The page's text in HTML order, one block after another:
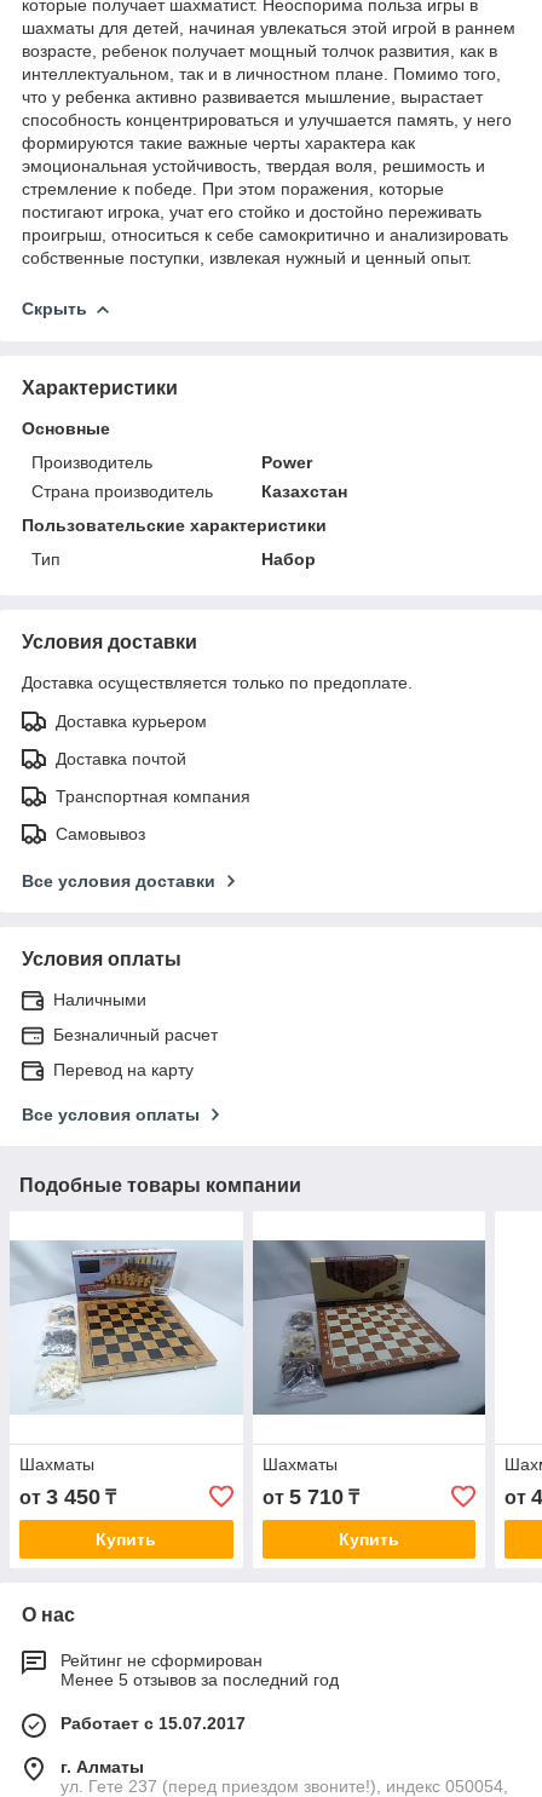
которые получает шахматист. Неоспорима польза игры в
шахматы для детей, начиная увлекаться этой игрой в раннем
возрасте, ребенок получает мощный толчок развития, как в
интеллектуальном, так и в личностном плане. Помимо того,
что у ребенка активно развивается мышление, вырастает
способность концентрироваться и улучшается память, у него
формируются такие важные черты характера как
эмоциональная устойчивость, твердая воля, решимость и
стремление к победе. При этом поражения, которые
постигают игрока, учат его стойко и достойно переживать
проигрыш, относиться к себе самокритично и анализировать
собственные поступки, извлекая нужный и ценный опыт.
Скрыть
Характеристики
Основные
Производитель
Power
Страна производитель
Казахстан
Пользовательские характеристики
Тип
Набор
Условия доставки
Доставка осуществляется только по предоплате.
Доставка курьером
Доставка почтой
Транспортная компания
Самовывоз
Все условия доставки
Условия оплаты
Наличными
Безналичный расчет
Перевод на карту
Все условия оплаты
Подобные товары компании
Шахматы
от 3 450 ₸
Купить
Шахматы
от 5 710₸
Купить
от
О нас
Рейтинг не сформирован
Менее 5 отзывов за последний год
Работает с 15.07.2017
г. Алматы
ул. Гете 237 (перед приездом звоните!), индекс 050054,